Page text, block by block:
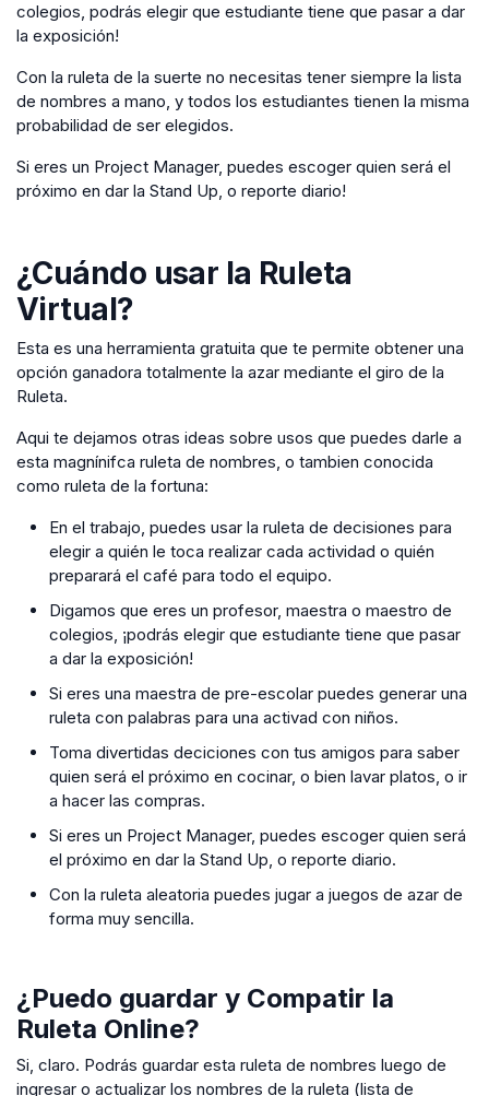
colegios, podrás elegir que estudiante tiene que pasar a dar
la exposición!
Con la ruleta de la suerte no necesitas tener siempre la lista
de nombres a mano, y todos los estudiantes tienen la misma
probabilidad de ser elegidos.
Si eres un Project Manager, puedes escoger quien será el
próximo en dar la Stand Up, o reporte diario!
¿Cuándo usar la Ruleta
Virtual?
Esta es una herramienta gratuita que te permite obtener una
opción ganadora totalmente la azar mediante el giro de la
Ruleta.
Aqui te dejamos otras ideas sobre usos que puedes darle a
esta magnínifca ruleta de nombres, o tambien conocida
como ruleta de la fortuna:
En el trabajo, puedes usar la ruleta de decisiones para
elegir a quién le toca realizar cada actividad o quién
preparará el café para todo el equipo.
Digamos que eres un profesor, maestra o maestro de
colegios, ¡podrás elegir que estudiante tiene que pasar
a dar la exposición!
Si eres una maestra de pre-escolar puedes generar una
ruleta con palabras para una activad con niños.
Toma divertidas deciciones con tus amigos para saber
quien será el próximo en cocinar, o bien lavar platos, o ir
a hacer las compras.
Si eres un Project Manager, puedes escoger quien será
el próximo en dar la Stand Up, o reporte diario.
Con la ruleta aleatoria puedes jugar a juegos de azar de
forma muy sencilla.
¿Puedo guardar y Compatir la
Ruleta Online?
Si, claro. Podrás guardar esta ruleta de nombres luego de
ingresar o actualizar los nombres de la ruleta (lista de